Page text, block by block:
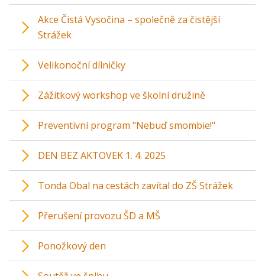
Akce Čistá Vysočina – společně za čistější
Strážek
Velikonoční dílničky
Zážitkový workshop ve školní družině
Preventivní program "Nebuď smombie!"
DEN BEZ AKTOVEK 1. 4. 2025
Tonda Obal na cestách zavítal do ZŠ Strážek
Přerušení provozu ŠD a MŠ
Ponožkový den